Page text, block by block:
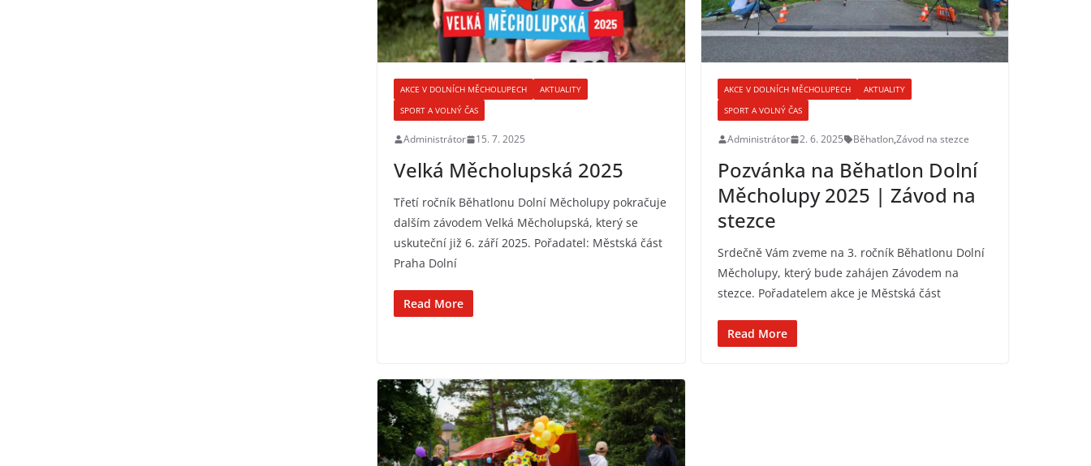
AKCE V DOLNÍCH MĚCHOLUPECH
AKTUALITY
SPORT A VOLNÝ ČAS
Administrátor 15. 7. 2025
Velká Měcholupská 2025
Třetí ročník Běhatlonu Dolní Měcholupy pokračuje
dalším závodem Velká Měcholupská, který se
uskuteční již 6. září 2025. Pořadatel: Městská část
Praha Dolní
Read More
AKCE V DOLNÍCH MĚCHOLUPECH
AKTUALITY
SPORT A VOLNÝ ČAS
Administrátor 2. 6. 2025 Běhatlon,Závod na stezce
Pozvánka na Běhatlon Dolní
Měcholupy 2025 | Závod na
stezce
Srdečně Vám zveme na 3. ročník Běhatlonu Dolní
Měcholupy, který bude zahájen Závodem na
stezce. Pořadatelem akce je Městská část
Read More